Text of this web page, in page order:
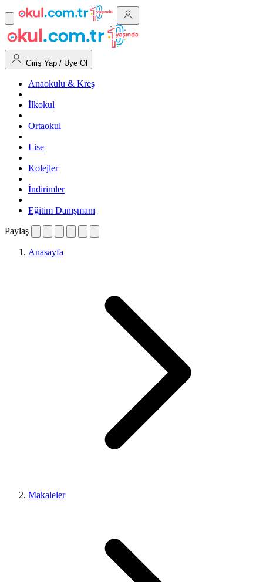
Giriş Yap / Üye Ol
Anaokulu & Kreş
İlkokul
Ortaokul
Lise
Kolejler
İndirimler
Eğitim Danışmanı
Paylaş
Anasayfa
Makaleler